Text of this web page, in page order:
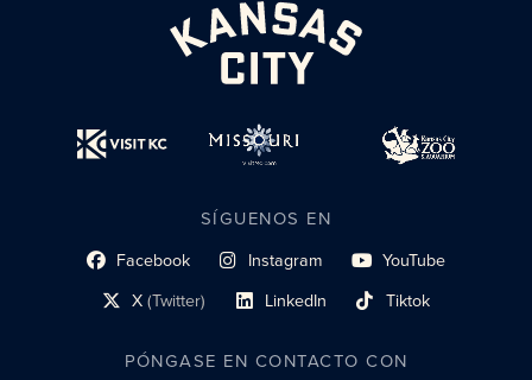
SÍGUENOS EN
Facebook
enlace al perfil social Instagram
enlace de perfil social YouTube
enlace de perfil social
X(Twitter)
enlace al perfil social LinkedIn
enlace al perfil social Tiktok
enlace al perfil social
PÓNGASE EN CONTACTO CON